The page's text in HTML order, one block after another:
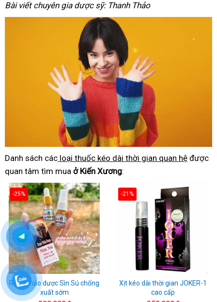
Bài viết chuyên gia dược sỹ: Thanh Thảo
Danh sách các loại thuốc kéo dài thời gian quan hệ được
quan tâm tìm mua ở Kiến Xương:
-25%
Rượu thảo dược Sìn Sú chống
xuất sớm
-21%
Xịt kéo dài thời gian JOKER-1
cao cấp